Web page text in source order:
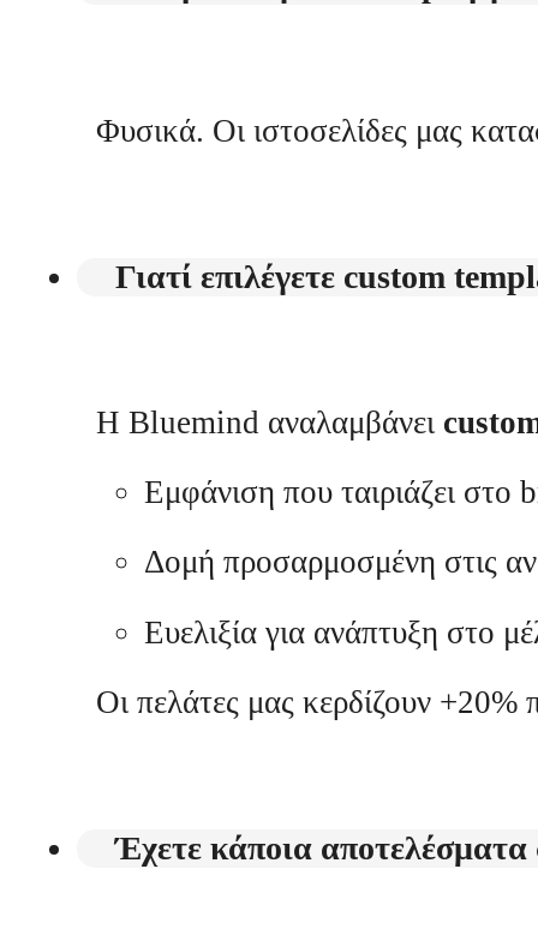
Φυσικά. Οι ιστοσελίδες μας
Γιατί επιλέγετε custom
Η Bluemind αναλαμβάνει
Εμφάνιση που ταιριάζει στο
Δομή προσαρμοσμένη στις
Ευελιξία για ανάπτυξη στο
Οι πελάτες μας κερδίζουν
Έχετε κάποια